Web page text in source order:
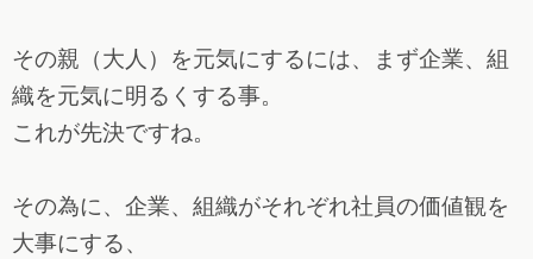
その親（大人）を元気にするには、まず企業、組
織を元気に明るくする事。
これが先決ですね。
その為に、企業、組織がそれぞれ社員の価値観を
大事にする、